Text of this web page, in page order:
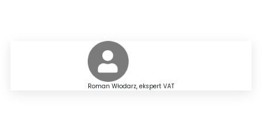
Roman Włodarz, ekspert VAT